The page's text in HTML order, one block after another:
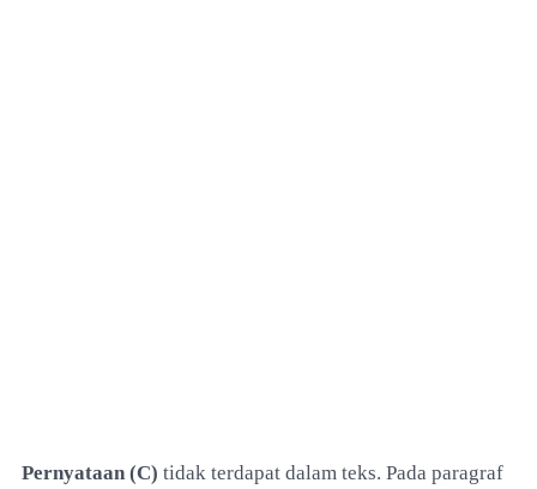
Pernyataan (C) tidak terdapat dalam teks. Pada paragraf